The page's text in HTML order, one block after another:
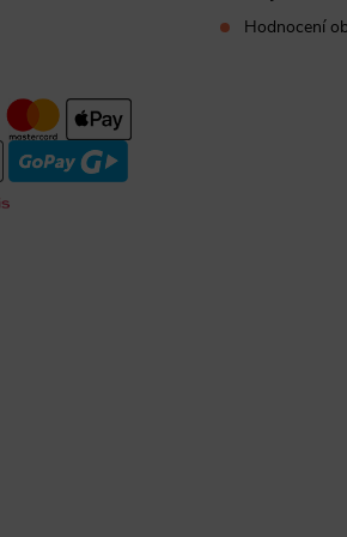
Hodnocení